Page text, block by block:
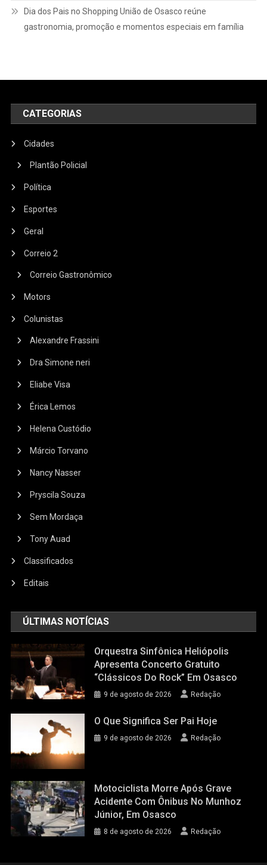
Dia dos Pais no Shopping União de Osasco reúne
gastronomia, promoção e momentos especiais em família
CATEGORIAS
Cidades
Plantão Policial
Política
Esportes
Geral
Correio 2
Correio Gastronômico
Motors
Colunistas
Alexandre Frassini
Dra Simone neri
Eliabe Visa
Érica Lemos
Helena Custódio
Márcio Torvano
Nancy Nasser
Pryscila Souza
Sem Mordaça
Tony Auad
Classificados
Editais
ÚLTIMAS NOTÍCIAS
Orquestra Sinfônica Heliópolis
Apresenta Concerto Gratuito
“Clássicos Do Rock” Em Osasco
9 de agosto de 2026 Redação
O Que Significa Ser Pai Hoje
9 de agosto de 2026 Redação
Motociclista Morre Após Grave
Acidente Com Ônibus No Munhoz
Júnior, Em Osasco
8 de agosto de 2026 Redação